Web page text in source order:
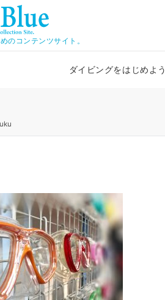
のコンテンツサイト。
ダイビングをはじめよう